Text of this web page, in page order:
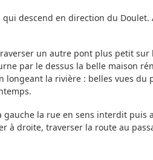
descend en direction du
un autre pont plus petit sur
par le dessus la belle maison
la rivière : belles vues du
la rue en sens interdit puis
à droite, traverser la route au